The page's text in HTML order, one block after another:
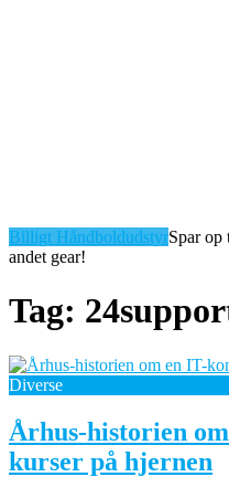
Billigt HåndboldudstyrSpar op
andet gear!
Tag:
Diverse
Århus-historien
kurser på hjernen